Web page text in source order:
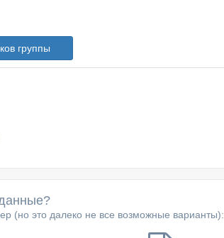
(но это далеко не все возможные варианты):